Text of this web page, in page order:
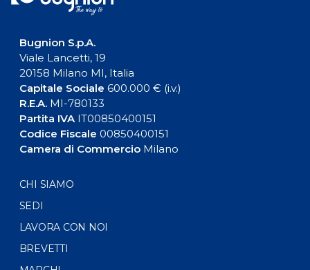
Bugnion S.p.A.
Viale Lancetti, 19
20158 Milano MI, Italia
Capitale Sociale 600.000 € (i.v.)
R.E.A.MI-780133
Partita IVAIT00850400151
Codice Fiscale 00850400151
Camera di CommercioMilano
CHI SIAMO
SEDI
LAVORA CON NOI
BREVETTI